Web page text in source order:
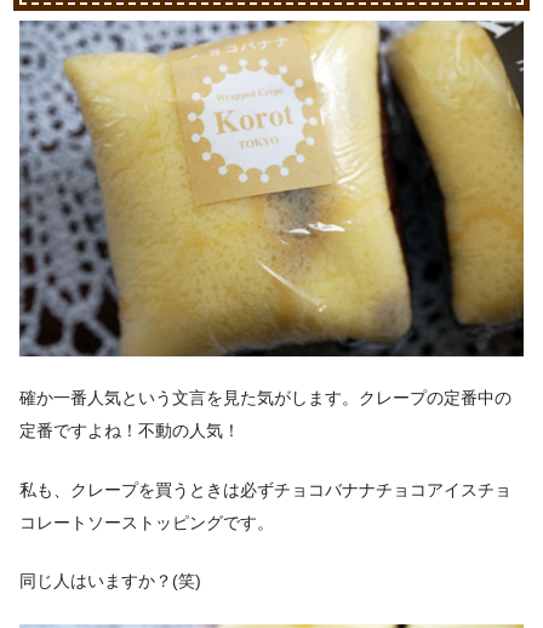
確か一番人気という文言を見た気がします。クレープの定番中の
定番ですよね！不動の人気！
私も、クレープを買うときは必ずチョコバナナチョコアイスチョ
コレートソーストッピングです。
同じ人はいますか？(笑)